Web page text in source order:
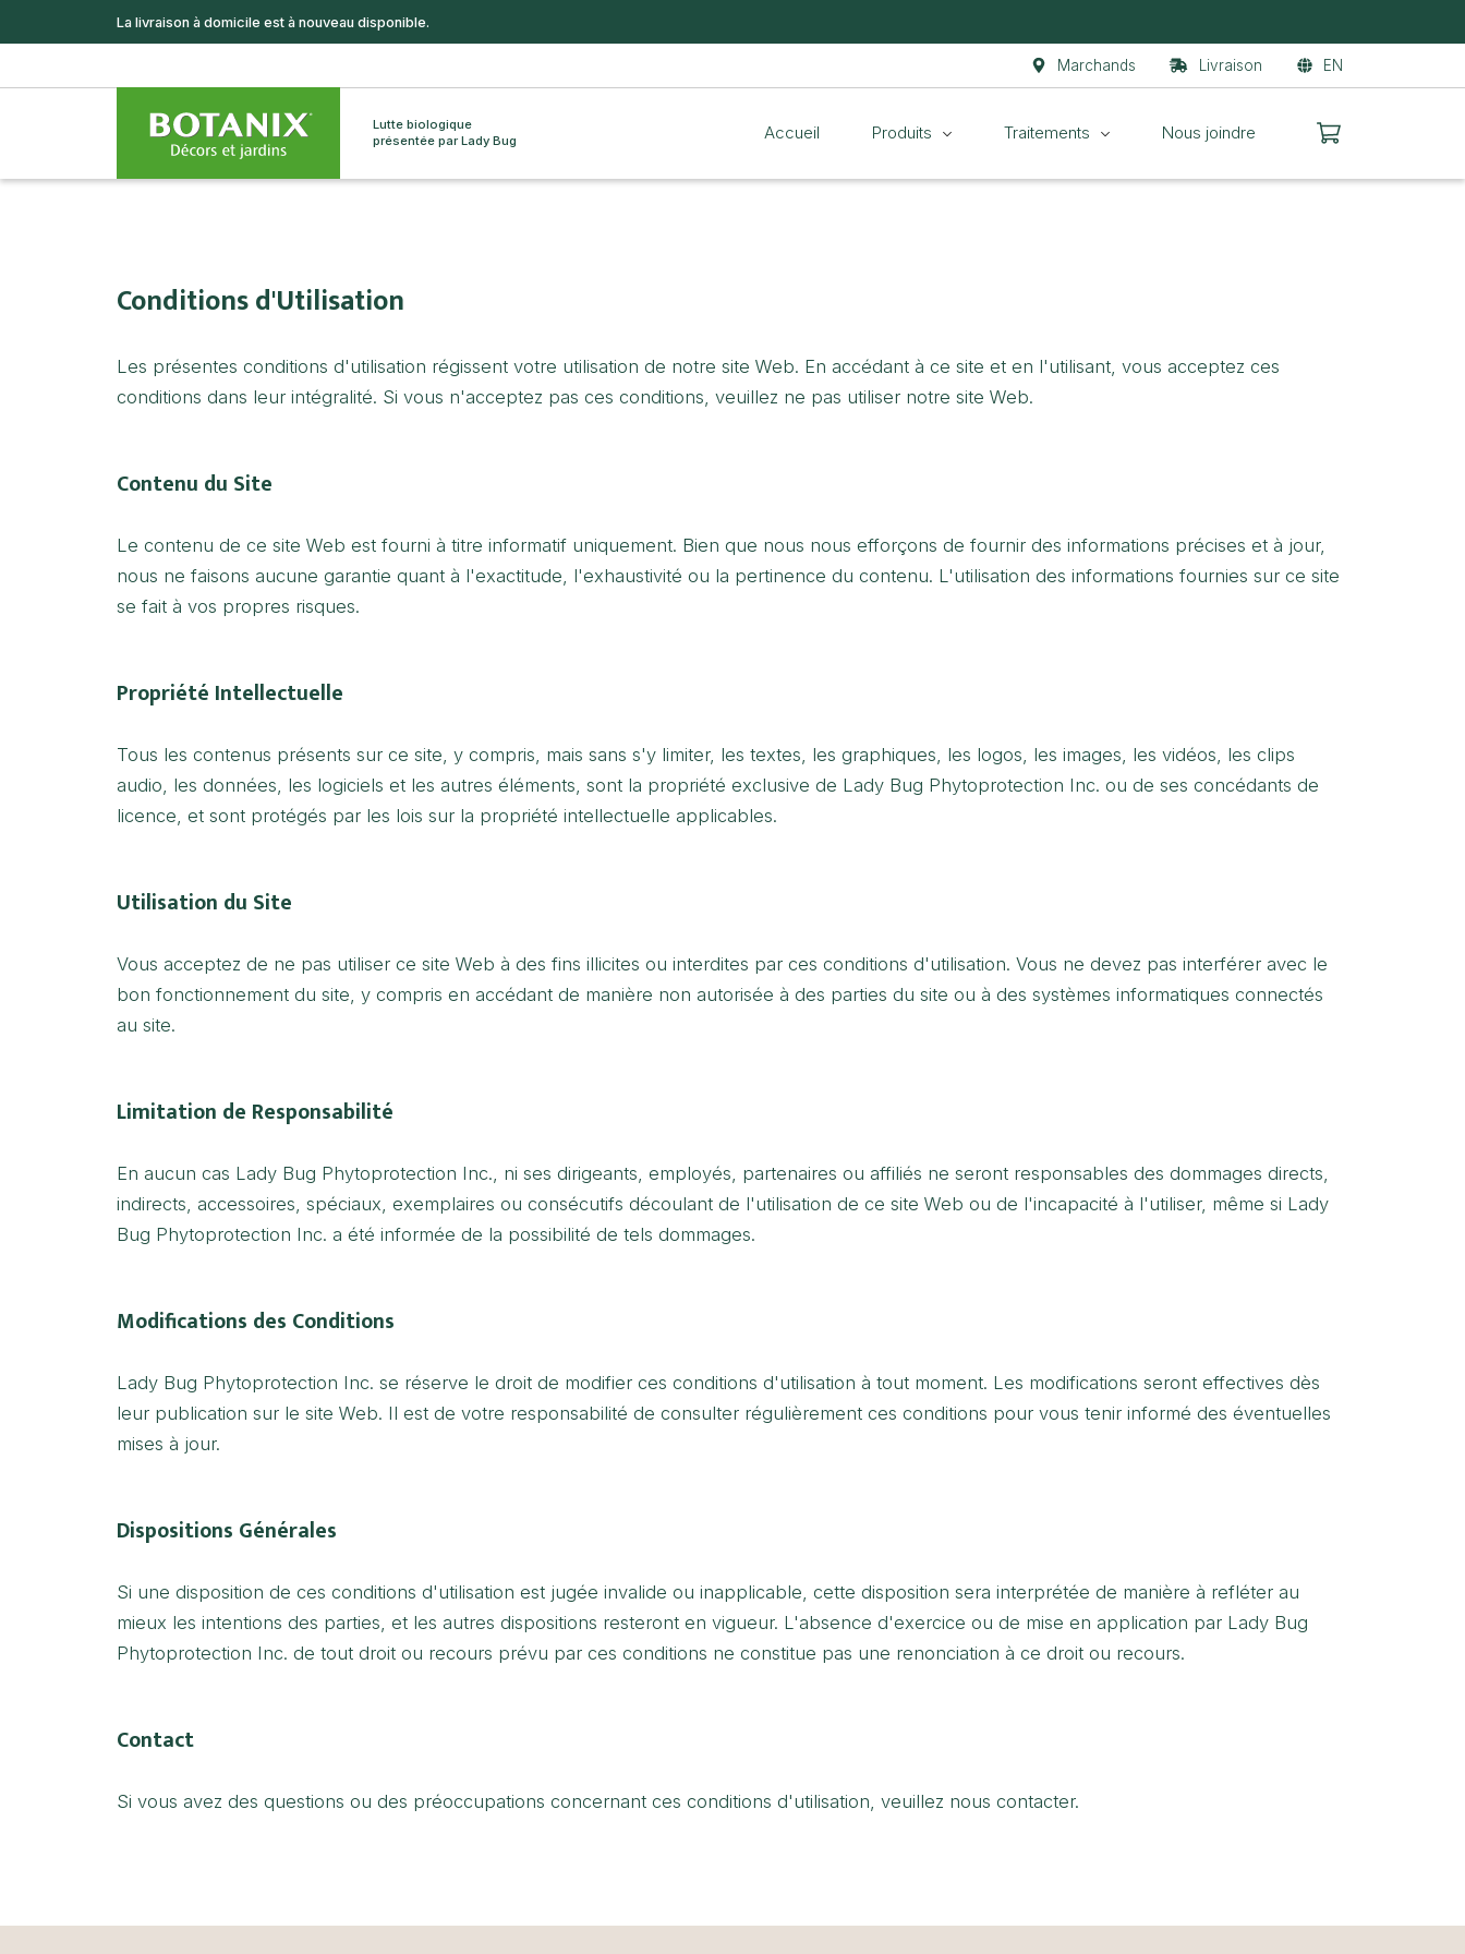
La livraison à domicile est à nouveau disponible.
Marchands Livraison EN
Lutte biologique
présentée par Lady Bug
Accueil Produits Traitements Nous joindre
Conditions d'Utilisation
Les présentes conditions d'utilisation régissent votre utilisation de notre site Web. En accédant à ce site et en l'utilisant, vous acceptez ces
conditions dans leur intégralité. Si vous n'acceptez pas ces conditions, veuillez ne pas utiliser notre site Web.
Contenu du Site
Le contenu de ce site Web est fourni à titre informatif uniquement. Bien que nous nous efforçons de fournir des informations précises et à jour,
nous ne faisons aucune garantie quant à l'exactitude, l'exhaustivité ou la pertinence du contenu. L'utilisation des informations fournies sur ce site
se fait à vos propres risques.
Propriété Intellectuelle
Tous les contenus présents sur ce site, y compris, mais sans s'y limiter, les textes, les graphiques, les logos, les images, les vidéos, les clips
audio, les données, les logiciels et les autres éléments, sont la propriété exclusive de Lady Bug Phytoprotection Inc. ou de ses concédants de
licence, et sont protégés par les lois sur la propriété intellectuelle applicables.
Utilisation du Site
Vous acceptez de ne pas utiliser ce site Web à des fins illicites ou interdites par ces conditions d'utilisation. Vous ne devez pas interférer avec le
bon fonctionnement du site, y compris en accédant de manière non autorisée à des parties du site ou à des systèmes informatiques connectés
au site.
Limitation de Responsabilité
En aucun cas Lady Bug Phytoprotection Inc., ni ses dirigeants, employés, partenaires ou affiliés ne seront responsables des dommages directs,
indirects, accessoires, spéciaux, exemplaires ou consécutifs découlant de l'utilisation de ce site Web ou de l'incapacité à l'utiliser, même si Lady
Bug Phytoprotection Inc. a été informée de la possibilité de tels dommages.
Modifications des Conditions
Lady Bug Phytoprotection Inc. se réserve le droit de modifier ces conditions d'utilisation à tout moment. Les modifications seront effectives dès
leur publication sur le site Web. Il est de votre responsabilité de consulter régulièrement ces conditions pour vous tenir informé des éventuelles
mises à jour.
Dispositions Générales
Si une disposition de ces conditions d'utilisation est jugée invalide ou inapplicable, cette disposition sera interprétée de manière à refléter au
mieux les intentions des parties, et les autres dispositions resteront en vigueur. L'absence d'exercice ou de mise en application par Lady Bug
Phytoprotection Inc. de tout droit ou recours prévu par ces conditions ne constitue pas une renonciation à ce droit ou recours.
Contact
Si vous avez des questions ou des préoccupations concernant ces conditions d'utilisation, veuillez nous contacter.